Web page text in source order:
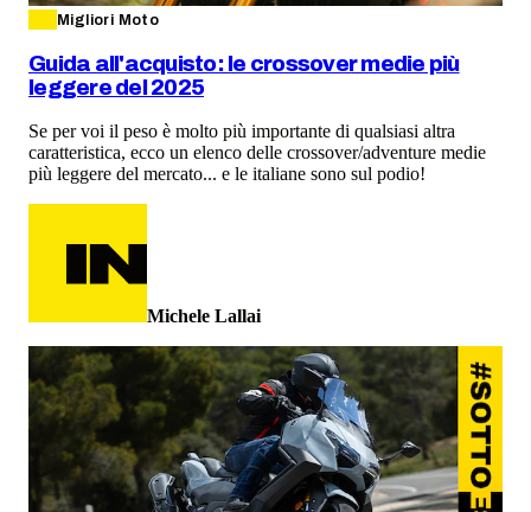
Migliori Moto
Guida all'acquisto: le crossover medie più
leggere del 2025
Se per voi il peso è molto più importante di qualsiasi altra
caratteristica, ecco un elenco delle crossover/adventure medie
più leggere del mercato... e le italiane sono sul podio!
Michele Lallai